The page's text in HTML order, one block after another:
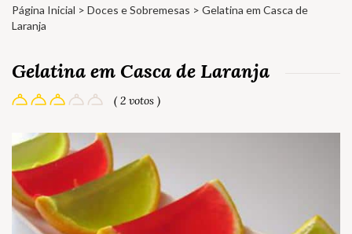
Página Inicial > Doces e Sobremesas > Gelatina em Casca de
Laranja
Gelatina em Casca de Laranja
( 2 votos )